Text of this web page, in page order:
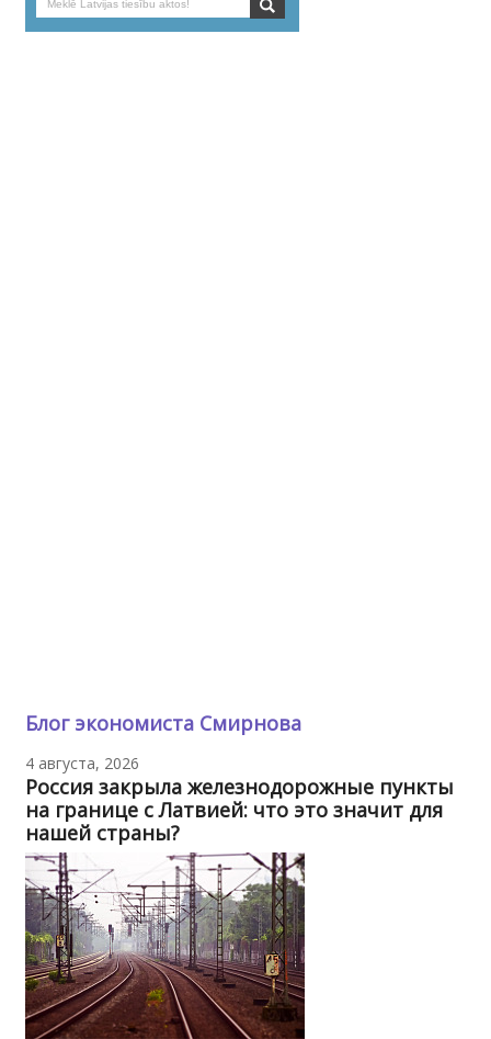
Блог экономиста Смирнова
4 августа, 2026
Россия закрыла железнодорожные пункты
на границе с Латвией: что это значит для
нашей страны?